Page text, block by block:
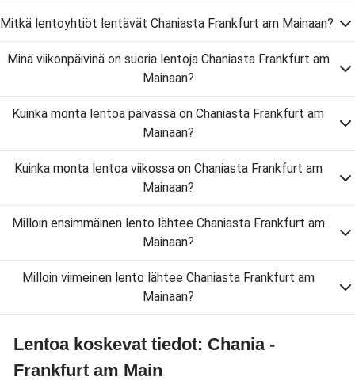
Mitkä lentoyhtiöt lentävät Chaniasta Frankfurt am Mainaan?
Minä viikonpäivinä on suoria lentoja Chaniasta Frankfurt am
Mainaan?
Kuinka monta lentoa päivässä on Chaniasta Frankfurt am
Mainaan?
Kuinka monta lentoa viikossa on Chaniasta Frankfurt am
Mainaan?
Milloin ensimmäinen lento lähtee Chaniasta Frankfurt am
Mainaan?
Milloin viimeinen lento lähtee Chaniasta Frankfurt am
Mainaan?
Lentoa koskevat tiedot: Chania -
Frankfurt am Main